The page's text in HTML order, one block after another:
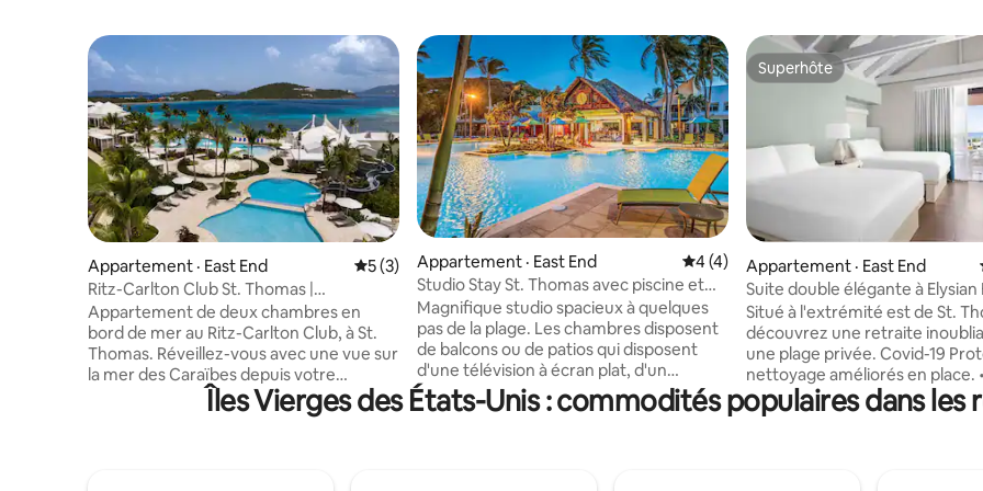
Appartement · East End Note moyenne de 5 sur 5, 3 commentaires
5 (3)
Ritz-Carlton Club St. Thomas |
Appartement rénové de 2 chambres sur
la plage
Appartement de deux chambres en
bord de mer au Ritz-Carlton Club, à St.
Thomas. Réveillez-vous avec une vue sur
la mer des Caraïbes depuis votre
terrasse privée, marchez jusqu'à une
plage de sable blanc d'un demi-mille et
Appartement · East End Note moyenne de 4 sur 5, 4
4 (4)
Studio Stay St. Thomas avec piscine et
balcon
Magnifique studio spacieux à quelques
pas de la plage. Les chambres disposent
de balcons ou de patios qui disposent
d'une télévision à écran plat, d'un
réfrigérateur et d'une kitchenette, ainsi
que d'une connexion Wi-Fi gratuite.
Superhôte
Superhôte
Appartement · East End
Suite double élégante à Elysian
Situé à l'extrémité est de St.
découvrez une retraite
une plage privée. Covid-19 Protocoles de
nettoyage améliorés en place. • L'arrivée
des invités doit avoir plus de
accompagnée d'une pièce
Îles Vierges des États-Unis : commodités populaires dans